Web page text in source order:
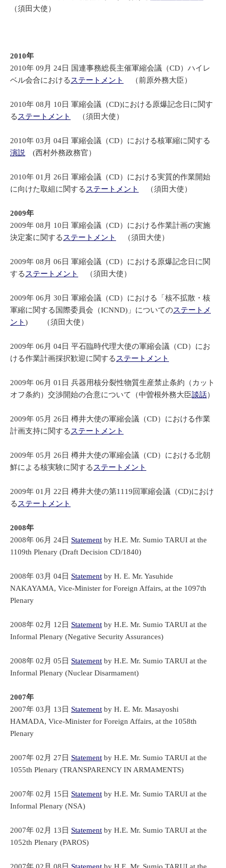
（須田大使）
2010年
2010年 09月 24日 国連事務総長主催軍縮会議（CD）ハイレ
ベル会合における ステートメント （前原外務大臣）
2010年 08月 10日 軍縮会議（CD)における原爆記念日に関す
る ステートメント （須田大使）
2010年 03月 04日 軍縮会議（CD）における核軍縮に関する
演説
(西村外務政務官）
2010年 01月 26日 軍縮会議（CD）における実質的作業開始
に向けた取組に関する ステートメント （須田大使）
2009年
2009年 08月 10日 軍縮会議（CD）における作業計画の実施
決定案に関する ステートメント （須田大使）
2009年 08月 06日 軍縮会議（CD）における原爆記念日に関
する ステートメント （須田大使）
2009年 06月 30日 軍縮会議（CD）における「核不拡散・核
軍縮に関する国際委員会（ICNND)」についてのステートメ
ント) （須田大使）
2009年 06月 04日 平石臨時代理大使の軍縮会議（CD）にお
ける作業計画採択歓迎に関する ステートメント
2009年 06月 01日 兵器用核分裂性物質生産禁止条約（カット
オフ条約）交渉開始の合意について（中曽根外務大臣談話）
2009年 05月 26日 樽井大使の軍縮会議（CD）における作業
計画支持に関する ステートメント
2009年 05月 26日 樽井大使の軍縮会議（CD）における北朝
鮮による核実験に関する ステートメント
2009年 01月 22日 樽井大使の第1119回軍縮会議（CD)におけ
る ステートメント
2008年
2008年 06月 24日 Statement by H.E. Mr. Sumio TARUI at the
1109th Plenary (Draft Decision CD/1840)
2008年 03月 04日 Statement by H. E. Mr. Yasuhide
NAKAYAMA, Vice-Minister for Foreign Affairs, at the 1097th
Plenary
2008年 02月 12日 Statement by H.E. Mr. Sumio TARUI at the
Informal Plenary (Negative Security Assurances)
2008年 02月 05日 Statement by H.E. Mr. Sumio TARUI at the
Informal Plenary (Nuclear Disarmament)
2007年
2007年 03月 13日 Statement by H. E. Mr. Masayoshi
HAMADA, Vice-Minister for Foreign Affairs, at the 1058th
Plenary
2007年 02月 27日 Statement by H.E. Mr. Sumio TARUI at the
1055th Plenary (TRANSPARENCY IN ARMAMENTS)
2007年 02月 15日 Statement by H.E. Mr. Sumio TARUI at the
Informal Plenary (NSA)
2007年 02月 13日 Statement by H.E. Mr. Sumio TARUI at the
1052th Plenary (PAROS)